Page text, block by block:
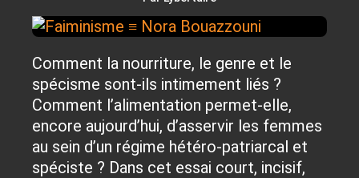
Comment la nourriture, le genre et le
spécisme sont-ils intimement liés ?
Comment l’alimentation permet-elle,
encore aujourd’hui, d’asservir les femmes
au sein d’un régime hétéro-patriarcal et
spéciste ? Dans cet essai court, incisif,